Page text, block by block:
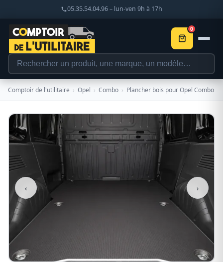
05.35.54.04.96 – lun-ven 9h à 17h
0
Comptoir de l'utilitaire › Opel › Combo › Plancher bois pour Opel Combo
‹ ›